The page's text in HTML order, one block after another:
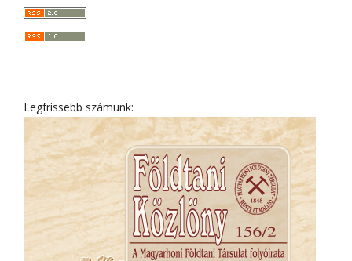
Legfrissebb számunk: